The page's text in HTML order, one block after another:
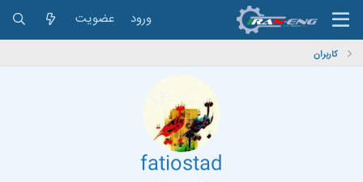
ورود عضویت
کاربران
fatiostad